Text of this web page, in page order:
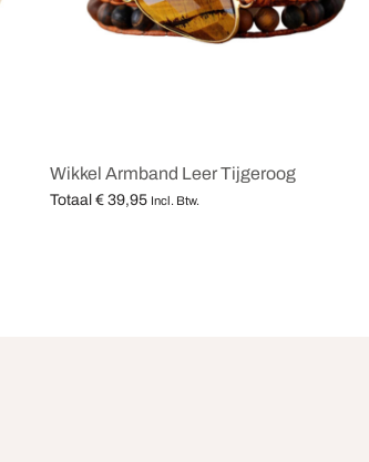
Wikkel Armband Leer Tijgeroog
Totaal € 39,95 Incl. Btw.